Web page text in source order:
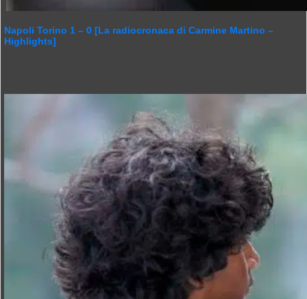
Napoli Torino 1 – 0 [La radiocronaca di Carmine Martino –
Highlights]